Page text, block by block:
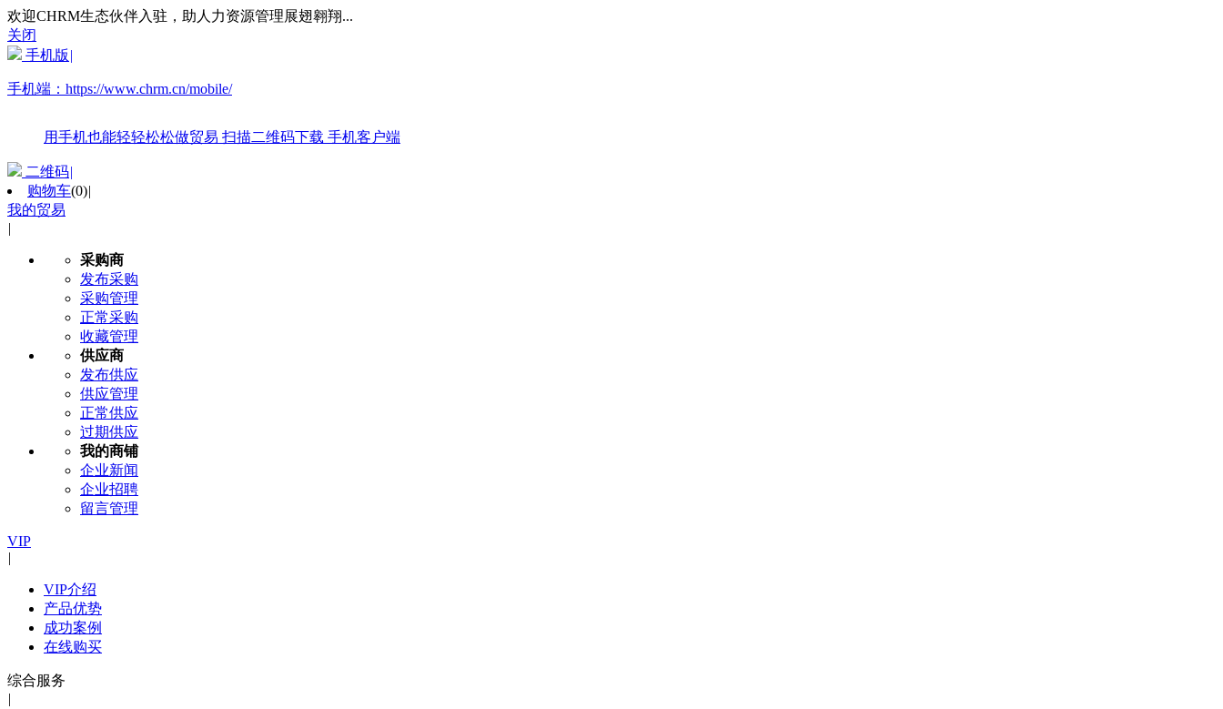
欢迎CHRM生态伙伴入驻，助人力资源管理展翅翱翔...
关闭
手机版 |
手机端： https://www.chrm.cn/mobile/
用手机也能轻轻松松做贸易 扫描二维码下载 手机客户端
二维码|
购物车(0)|
我的贸易
|
采购商
发布采购
采购管理
正常采购
收藏管理
供应商
发布供应
供应管理
正常供应
过期供应
我的商铺
企业新闻
企业招聘
留言管理
VIP
|
VIP介绍
产品优势
成功案例
在线购买
综合服务
|